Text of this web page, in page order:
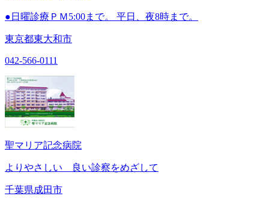
●日曜診療ＰＭ5:00まで。 平日、夜8時まで。
東京都東大和市
042-566-0111
聖マリア記念病院
よりやさしい 良い診察をめざして
千葉県成田市